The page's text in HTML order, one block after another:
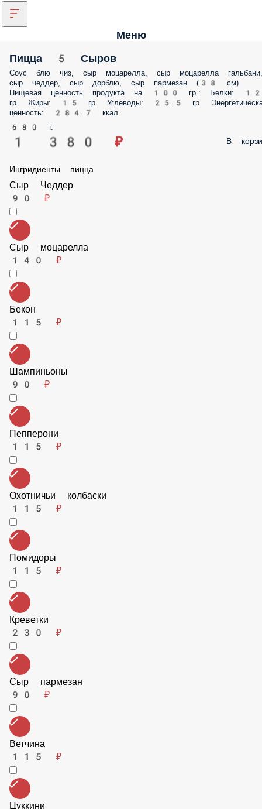
Меню
Пицца 5 Сыров
Соус блю чиз, сыр моцарелла, сыр моцарелла гальбани, сыр чеддер,
сыр дорблю, сыр пармезан (38 см) Пищевая ценность продукта на
гр.: Белки: 12 гр. Жиры: 15 гр. Углеводы: 25.5 гр. Энергетическая
ценность: 284.7 ккал.
680 г.
1 380 ₽
Сыр Чеддер
90 ₽
Сыр моцарелла
115 ₽
Шампиньоны
90 ₽
Пепперони
115 ₽
Охотничьи колбаски
115 ₽
Помидоры
Креветки
230 ₽
Сыр пармезан
90 ₽